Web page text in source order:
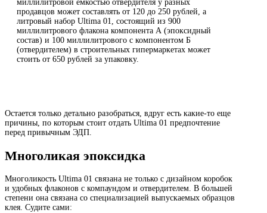
миллилитровой емкостью отвердителя у разных
продавцов может составлять от 120 до 250 рублей, а
литровый набор Ultima 01, состоящий из 900
миллилитрового флакона компонента А (эпоксидный
состав) и 100 миллилитрового с компонентом Б
(отвердителем) в строительных гипермаркетах может
стоить от 650 рублей за упаковку.
Остается только детально разобраться, вдруг есть какие-то еще
причины, по которым стоит отдать Ultima 01 предпочтение
перед привычным ЭДП.
Многоликая эпоксидка
Многоликость Ultima 01 связана не только с дизайном коробок
и удобных флаконов с компаундом и отвердителем. В большей
степени она связана со специализацией выпускаемых образцов
клея. Судите сами: